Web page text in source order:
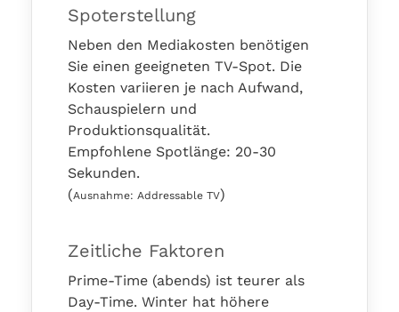
Spoterstellung
Neben den Mediakosten benötigen
Sie einen geeigneten TV-Spot. Die
Kosten variieren je nach Aufwand,
Schauspielern und
Produktionsqualität.
Empfohlene Spotlänge: 20-30
Sekunden.
(Ausnahme: Addressable TV)
Zeitliche Faktoren
Prime-Time (abends) ist teurer als
Day-Time. Winter hat höhere